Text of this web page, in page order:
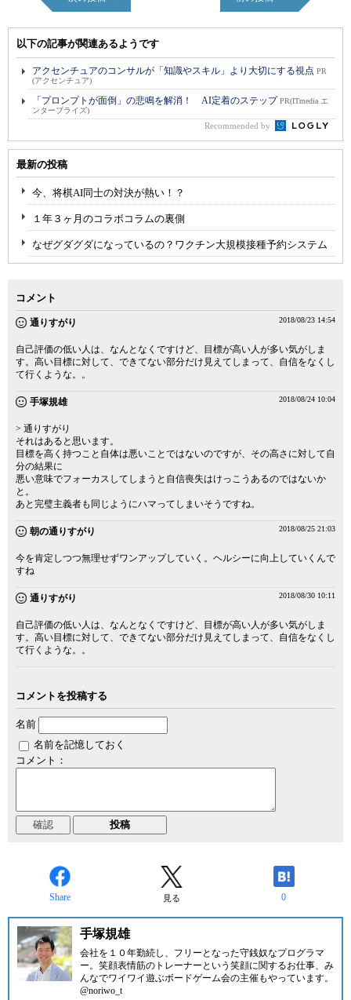
以下の記事が関連あるようです
アクセンチュアのコンサルが「知識やスキル」より大切にする視点 PR
(アクセンチュア)
「プロンプトが面倒」の悲鳴を解消！ AI定着のステップPR(ITmedia エ
ンタープライズ)
Recommended by
最新の投稿
今、将棋AI同士の対決が熱い！？
１年３ヶ月のコラボコラムの裏側
なぜグダグダになっているの？ワクチン大規模接種予約システム
コメント
通りすがり 2018/08/23 14:54
自己評価の低い人は、なんとなくですけど、目標が高い人が多い気がしま
す。高い目標に対して、できてない部分だけ見えてしまって、自信をなくし
て行くような。。
手塚規雄 2018/08/24 10:04
> 通りすがり
それはあると思います。
目標を高く持つこと自体は悪いことではないのですが、その高さに対して自
分の結果に
悪い意味でフォーカスしてしまうと自信喪失はけっこうあるのではないか
と。
あと完璧主義者も同じようにハマってしまいそうですね。
朝の通りすがり 2018/08/25 21:03
今を肯定しつつ無理せずワンアップしていく。ヘルシーに向上していくんで
すね
通りすがり 2018/08/30 10:11
自己評価の低い人は、なんとなくですけど、目標が高い人が多い気がしま
す。高い目標に対して、できてない部分だけ見えてしまって、自信をなくし
て行くような。。
コメントを投稿する
名前
名前を記憶しておく
コメント：
Share 見る 0
手塚規雄
会社を１０年勤続し、フリーとなった守銭奴なプログラマ
ー。笑顔表情筋のトレーナーという笑顔に関するお仕事、み
んなでワイワイ遊ぶボードゲーム会の主催もやっています。
@noriwo_t